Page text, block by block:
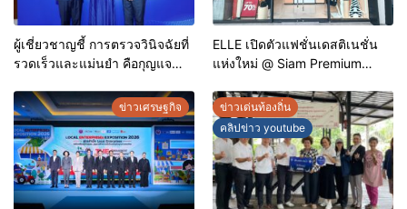
ผู้เชี่ยวชาญชี้ การตรวจวินิจฉัยที่
รวดเร็วและแม่นยำ คือกุญแจ
ประเทศไทย
ELLE เปิดตัวแฟชั่นเดสติเนชั่น
แห่งใหม่ @ Siam Premium
ดีลพิเศษลดสูงสุด 70%
ข่าวเศรษฐกิจ
ข่าวเด่นท้องถิ่น
คลิปข่าว youtube